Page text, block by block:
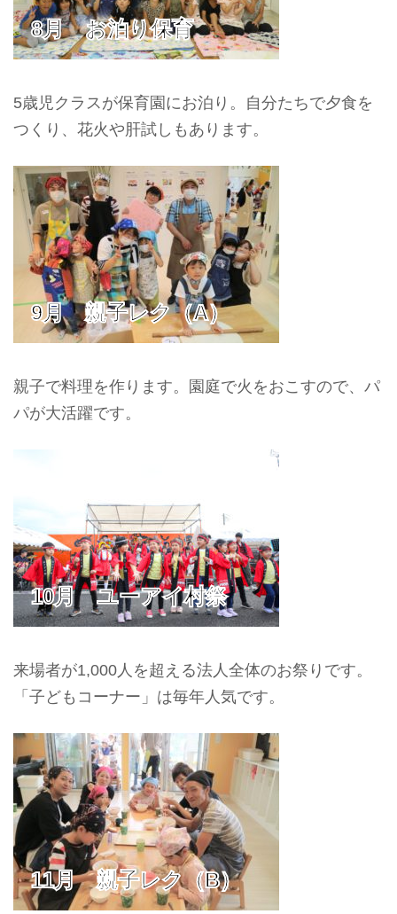
8月 お泊り保育
5歳児クラスが保育園にお泊り。自分たちで夕食を
つくり、花火や肝試しもあります。
9月 親子レク（A）
親子で料理を作ります。園庭で火をおこすので、パ
パが大活躍です。
10月 ユーアイ村祭
来場者が1,000人を超える法人全体のお祭りです。
「子どもコーナー」は毎年人気です。
11月 親子レク（B）